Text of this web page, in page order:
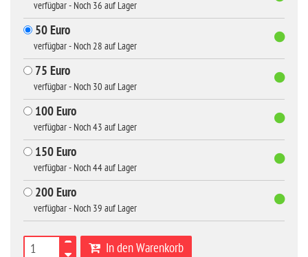
verfügbar - Noch 36 auf Lager
50 Euro
verfügbar - Noch 28 auf Lager
75 Euro
verfügbar - Noch 30 auf Lager
100 Euro
verfügbar - Noch 43 auf Lager
150 Euro
verfügbar - Noch 44 auf Lager
200 Euro
verfügbar - Noch 39 auf Lager
In den Warenkorb